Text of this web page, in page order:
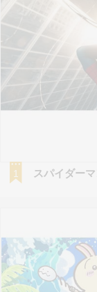
1 スパイダー